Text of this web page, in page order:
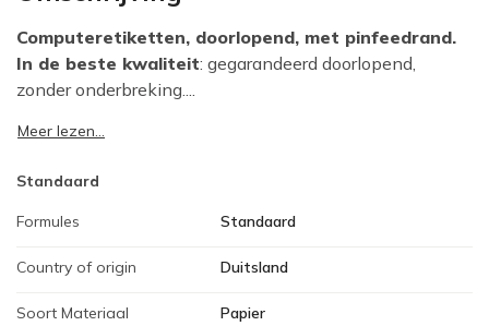
Computeretiketten, doorlopend, met pinfeedrand.
In de beste kwaliteit: gegarandeerd doorlopend,
zonder onderbreking....
Meer lezen...
Standaard
Formules Standaard
Country of origin Duitsland
Soort Materiaal Papier